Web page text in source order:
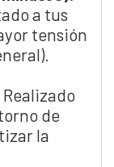
a tus
tensión
Realizado
de
la